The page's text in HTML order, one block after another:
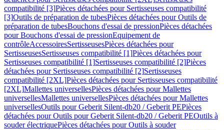
compatibilité [3]Pièces détachées pour Sertisseuses compatibilité
[3]Outils de préparation de tubesPièces détachées pour Outils de
préparation de tubesBouchons d'essai de pressionPièces détachées
pour Bouchons d'essai de pressionEquipement de
contrôleAccessoiresSertisseusesPièces détachées pour
SertisseusesSertisseuses compatibilité [1]Pièces détachées pour
Sertisseuses compatibilité [1]Sertisseuses compatibilité [2]Pièces
détachées pour Sertisseuses compatibilité [2]Sertisseuses
compatibilité [2XL]Pièces détachées pour Sertisseuses compatibilité
[2XL]Mallettes universellesPièces détachées pour Mallettes
universellesMallettes universellesPièces détachées pour Mallettes
universellesOutils pour Geberit Silent-db20 / Geberit PEPièces
détachées pour Outils pour Geberit Silent-db20 / Geberit PEOutils à
souder électriquePièces détachées pour Outils à souder